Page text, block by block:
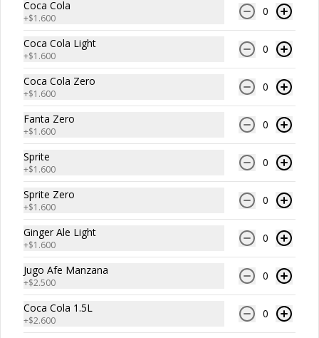
casera, chucrut, americana.
$11.700
Lomo soler
250 gramos de puro Lomo,Tomate,
palta, mayonesa casera, chucrut y
americana.
$12.500
Pernil
250 gramos de puro Pernil
$8.500
Coca Cola
+$1.600
0
Coca Cola Light
+$1.600
0
Coca Cola Zero
+$1.600
0
Fanta Zero
+$1.600
0
Sprite
+$1.600
0
Sprite Zero
+$1.600
0
Ginger Ale Light
+$1.600
0
Jugo Afe Manzana
+$2.500
0
Coca Cola 1.5L
+$2.600
0